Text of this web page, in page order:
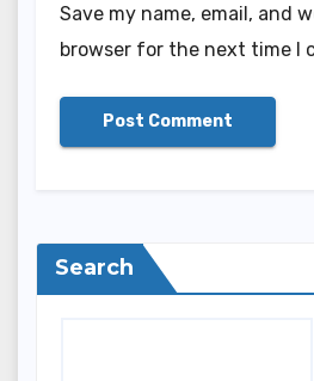
Save my name, email, and
browser for the next time I
Search